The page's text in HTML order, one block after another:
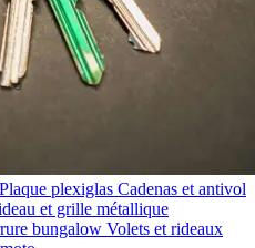
Plaque plexiglas Cadenas et antivol
et grille métallique
bungalow Volets et rideaux